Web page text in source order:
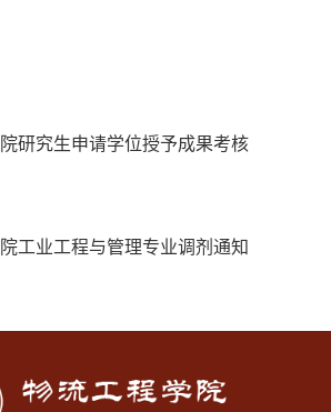
研究生申请学位授予成果考核
工业工程与管理专业调剂通知